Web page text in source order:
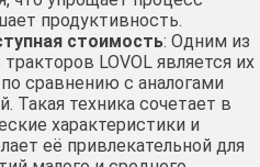
продуктивность.
стоимость: Одним из
LOVOL является их
сравнению с аналогами
Такая техника сочетает в
характеристики и
её привлекательной для